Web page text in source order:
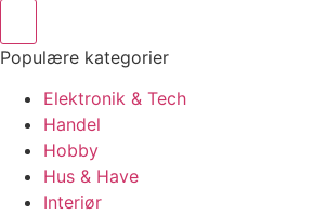
Populære kategorier
Elektronik & Tech
Handel
Hobby
Hus & Have
Interiør